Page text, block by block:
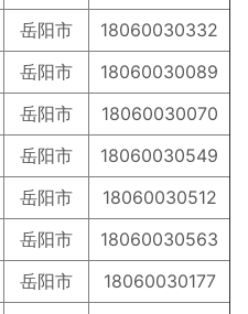
岳阳市
18060030332
岳阳市
18060030089
岳阳市
18060030070
岳阳市
18060030549
岳阳市
18060030512
岳阳市
18060030563
岳阳市
18060030177